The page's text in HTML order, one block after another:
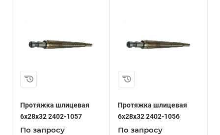
Протяжка шлицевая
6x28x32 2402-1057
По запросу
Протяжка шлицевая
6x28x32 2402-1056
По запросу